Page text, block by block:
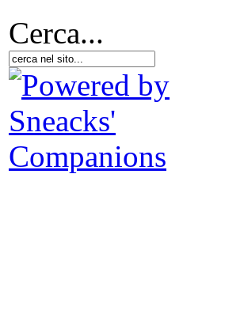
Cerca...